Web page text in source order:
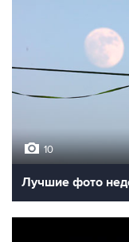
10
Лучшие фото